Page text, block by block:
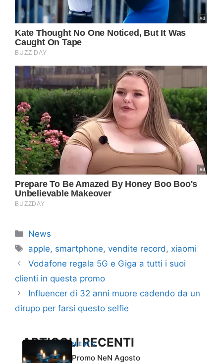
Categorie
News
Tag
apple, smartphone,vendite record , xiaomi
Vodafone regala 5G e Giga a tutti i suoi
clienti in questa promo
Influencer di 32 anni muore cadendo da un
dirupo per farsi questo selfie
ARTICOLI RECENTI
NEWS
Promo NeN Agosto